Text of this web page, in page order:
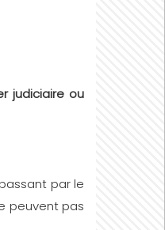
judiciaire ou
par le
peuvent pas